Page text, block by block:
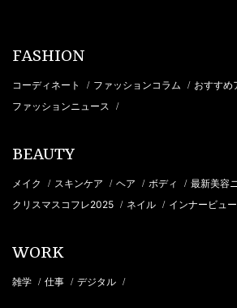
FASHION
コーディネート / ファッションコラム / おすすめ
ファッションニュース /
BEAUTY
メイク / スキンケア / ヘア / ボディ / 最新美容
クリスマスコフレ2025 / ネイル / インナービュ
WORK
雑学 / 仕事 / デジタル /